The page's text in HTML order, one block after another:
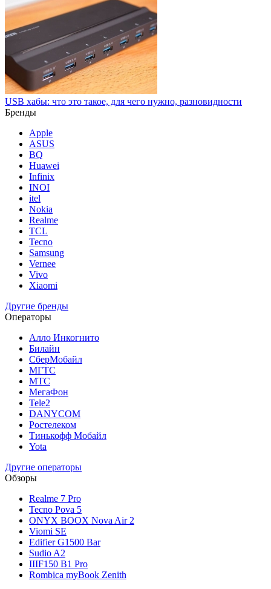
USB хабы: что это такое, для чего нужно, разновидности
Бренды
Apple
ASUS
BQ
Huawei
Infinix
INOI
itel
Nokia
Realme
TCL
Tecno
Samsung
Vernee
Vivo
Xiaomi
Другие бренды
Операторы
Алло Инкогнито
Билайн
СберМобайл
МГТС
МТС
МегаФон
Tele2
DANYCOM
Ростелеком
Тинькофф Мобайл
Yota
Другие операторы
Обзоры
Realme 7 Pro
Tecno Pova 5
ONYX BOOX Nova Air 2
Viomi SE
Edifier G1500 Bar
Sudio A2
IIIF150 B1 Pro
Rombica myBook Zenith